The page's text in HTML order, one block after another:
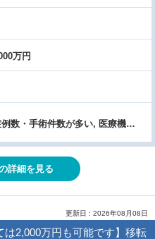
万円
駅チカ・通勤便利, 症例数・手術件数が多い, 医療機器・設備充実, 先進的医療・高度な医療・特殊医療
詳細を見る
更新日 : 2026年08月08日
は2,000万円も可能です】移転